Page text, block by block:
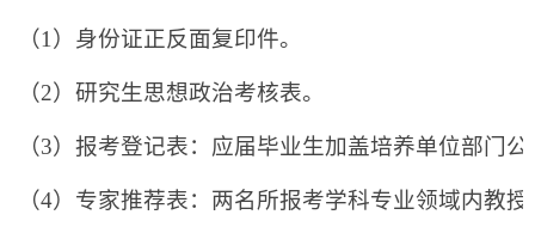
（1 ）身份证正反面复印件。
（2）研究生思想政治考核表。
（3）报考登记表：应届毕业生加盖培养单位部门
（4）专家推荐表：两名所报考学科专业领域内教